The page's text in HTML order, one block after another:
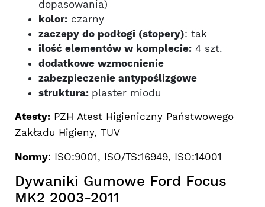
dopasowania)
kolor: czarny
zaczepy do podłogi (stopery): tak
ilość elementów w komplecie: 4 szt.
dodatkowe wzmocnienie
zabezpieczenie antypoślizgowe
struktura: plaster miodu
Atesty: PZH Atest Higieniczny Państwowego
Zakładu Higieny, TUV
Normy: ISO:9001, ISO/TS:16949, ISO:14001
Dywaniki Gumowe Ford Focus
MK2 2003-2011